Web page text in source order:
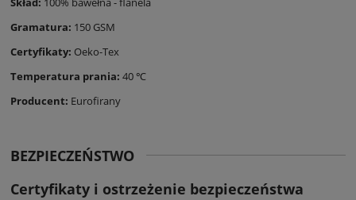
Gramatura: 150 GSM
Certyfikaty: Oeko-Tex
Temperatura prania: 40 ℃
Producent: Eurofirany
BEZPIECZEŃSTWO
Certyfikaty i ostrzeżenie bezpieczeństwa